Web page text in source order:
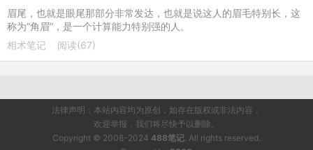
眉尾，也就是眼尾那部分非常发达，也就是说这人的眉毛特别长，这
称为“角眉”，是一个计算能力特别强的人。
相术笔记
阅读(67)
法律声明：本站内容均为原创，如存在版权或非法内容，
欢迎举报，我们将尽快予以删除。
Copyright © 2008-2024 488笔记. All rights reserved.